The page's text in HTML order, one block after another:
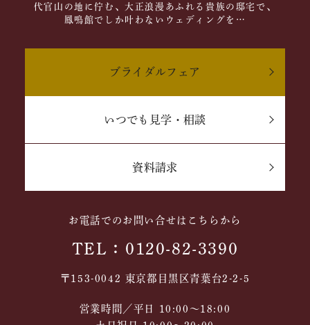
代官山の地に佇む、大正浪漫あふれる貴族の邸宅で、
鳳鳴館でしか叶わないウェディングを…
ブライダルフェア
いつでも見学・相談
資料請求
お電話でのお問い合せはこちらから
TEL：0120-82-3390
〒153-0042 東京都目黒区青葉台2-2-5
営業時間／平日 10:00～18:00